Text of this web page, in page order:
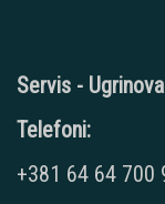
Servis -
Telefoni:
+381 64 64 700